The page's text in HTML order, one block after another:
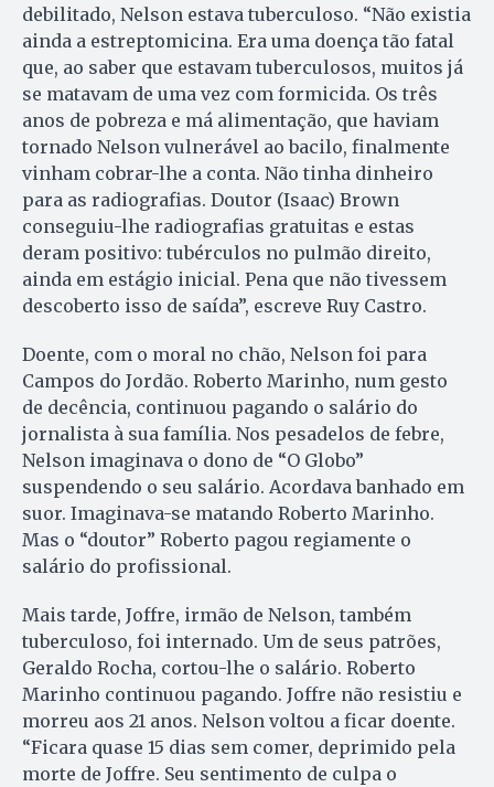
debilitado, Nelson estava tuberculoso. “Não existia
ainda a estreptomicina. Era uma doença tão fatal
que, ao saber que estavam tuberculosos, muitos já
se matavam de uma vez com formicida. Os três
anos de pobreza e má alimentação, que haviam
tornado Nelson vulnerável ao bacilo, finalmente
vinham cobrar-lhe a conta. Não tinha dinheiro
para as radiografias. Doutor (Isaac) Brown
conseguiu-lhe radiografias gratuitas e estas
deram positivo: tubérculos no pulmão direito,
ainda em estágio inicial. Pena que não tivessem
descoberto isso de saída”, escreve Ruy Castro.
Doente, com o moral no chão, Nelson foi para
Campos do Jordão. Roberto Marinho, num gesto
de decência, continuou pagando o salário do
jornalista à sua família. Nos pesadelos de febre,
Nelson imaginava o dono de “O Globo”
suspendendo o seu salário. Acordava banhado em
suor. Imaginava-se matando Roberto Marinho.
Mas o “doutor” Roberto pagou regiamente o
salário do profissional.
Mais tarde, Joffre, irmão de Nelson, também
tuberculoso, foi internado. Um de seus patrões,
Geraldo Rocha, cortou-lhe o salário. Roberto
Marinho continuou pagando. Joffre não resistiu e
morreu aos 21 anos. Nelson voltou a ficar doente.
“Ficara quase 15 dias sem comer, deprimido pela
morte de Joffre. Seu sentimento de culpa o